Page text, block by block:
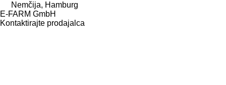
Nemčija, Hamburg
E-FARM GmbH
Kontaktirajte prodajalca